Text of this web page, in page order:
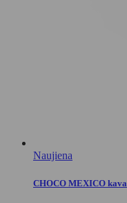
Naujiena
CHOCO MEXICO kava